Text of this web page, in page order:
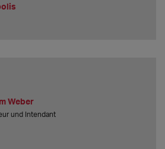
Weber
und Intendant